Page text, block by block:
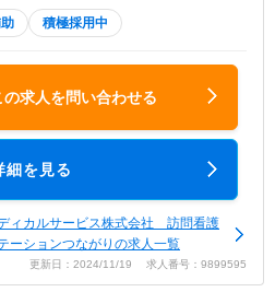
積極採用中
の求人を問い合わせる
細を見る
ィカルサービス株式会社 訪問看護
ーションつながりの求人一覧
更新日：2024/11/19 求人番号：9899595